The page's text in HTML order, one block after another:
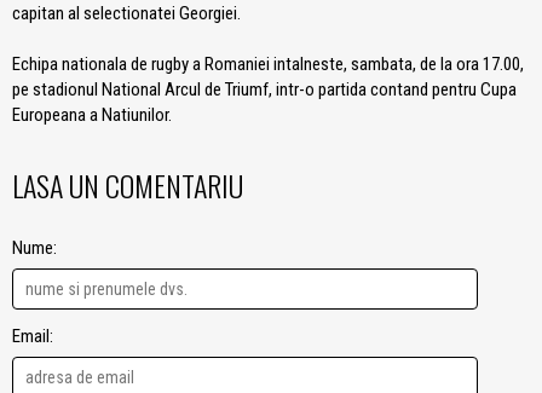
capitan al selectionatei Georgiei.
Echipa nationala de rugby a Romaniei intalneste, sambata, de la ora 17.00,
pe stadionul National Arcul de Triumf, intr-o partida contand pentru Cupa
Europeana a Natiunilor.
LASA UN COMENTARIU
Nume:
Email: